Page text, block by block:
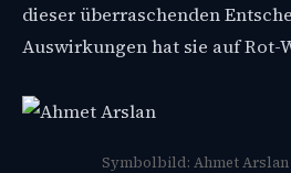
dieser überraschenden
Auswirkungen hat sie auf Rot-
Symbolbild: Ahmet Arslan